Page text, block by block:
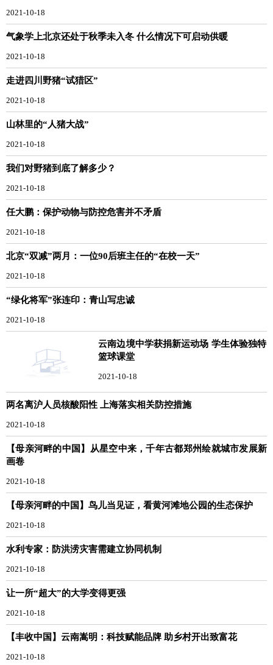
2021-10-18
气象学上北京还处于秋季未入冬 什么情况下可启动供暖
2021-10-18
走进四川野猪“试猎区”
2021-10-18
山林里的“人猪大战”
2021-10-18
我们对野猪到底了解多少？
2021-10-18
任大鹏：保护动物与防控危害并不矛盾
2021-10-18
北京“双减”两月：一位90后班主任的“在校一天”
2021-10-18
“绿化将军”张连印：青山写忠诚
2021-10-18
云南边境中学获捐新运动场 学生体验独特
篮球课堂
2021-10-18
两名离沪人员核酸阳性 上海落实相关防控措施
2021-10-18
【母亲河畔的中国】从星空中来，千年古都郑州绘就城市发展新
画卷
2021-10-18
【母亲河畔的中国】鸟儿当见证，看黄河滩地公园的生态保护
2021-10-18
水利专家：防洪涝灾害需建立协同机制
2021-10-18
让一所“超大”的大学变得更强
2021-10-18
【丰收中国】云南嵩明：科技赋能品牌 助乡村开出致富花
2021-10-18